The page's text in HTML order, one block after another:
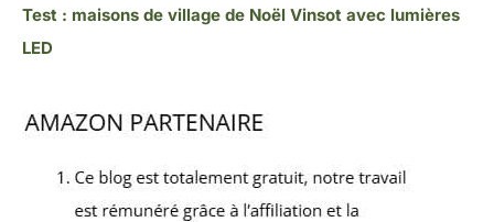
Test : maisons de village de Noël Vinsot avec lumières
LED